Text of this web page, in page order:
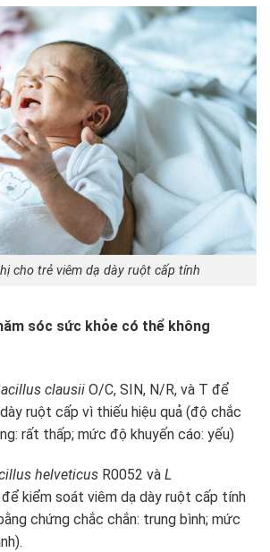
cho trẻ viêm dạ dày ruột cấp tính
sóc sức khỏe có thể không
clausii O/C, SIN, N/R, và T để
ruột cấp vì thiếu hiệu quả (độ chắc
rất thấp; mức độ khuyến cáo: yếu)
helveticus R0052 và L
để kiểm soát viêm dạ dày ruột cấp tính
chứng chắc chắn: trung bình; mức